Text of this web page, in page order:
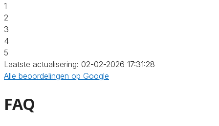
1
2
3
4
5
Laatste actualisering: 02-02-2026 17:31:28
Alle beoordelingen op Google
FAQ